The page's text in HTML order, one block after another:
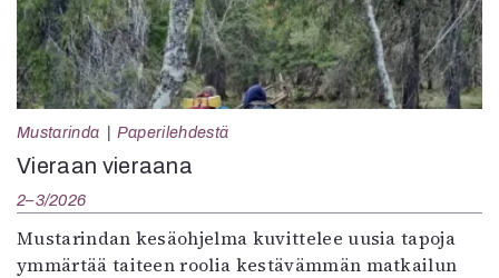
Mustarinda Paperilehdestä
Vieraan vieraana
2–3/2026
Mustarindan kesäohjelma kuvittelee uusia tapoja
ymmärtää taiteen roolia kestävämmän matkailun